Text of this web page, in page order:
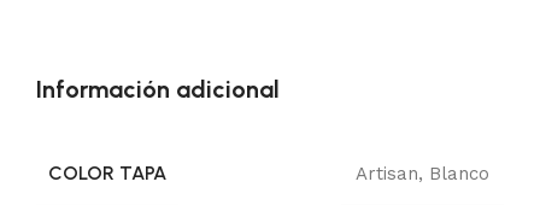
Información adicional
COLOR TAPA Artisan, Blanco